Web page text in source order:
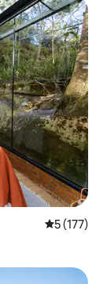
5 av 5 i
5 (177)